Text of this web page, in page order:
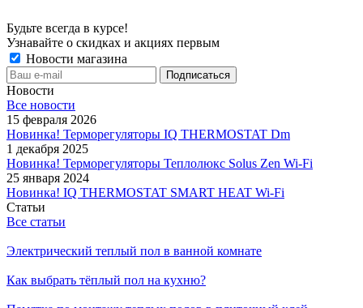
Будьте всегда в курсе!
Узнавайте о скидках и акциях первым
Новости магазина
Новости
Все новости
15 февраля 2026
Новинка! Терморегуляторы IQ THERMOSTAT Dm
1 декабря 2025
Новинка! Терморегуляторы Теплолюкс Solus Zen Wi-Fi
25 января 2024
Новинка! IQ THERMOSTAT SMART HEAT Wi-Fi
Статьи
Все статьи
Электрический теплый пол в ванной комнате
Как выбрать тёплый пол на кухню?